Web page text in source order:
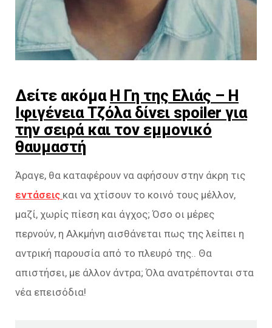
Δείτε ακόμα Η Γη της Ελιάς – Η
Ιφιγένεια Τζόλα δίνει spoiler για
την σειρά και τον εμμονικό
θαυμαστή
Άραγε, θα καταφέρουν να αφήσουν στην άκρη τις
εντάσεις και να χτίσουν το κοινό τους μέλλον,
μαζί, χωρίς πίεση και άγχος; Όσο οι μέρες
περνούν, η Αλκμήνη αισθάνεται πως της λείπει η
αντρική παρουσία από το πλευρό της.. Θα
απιστήσει, με άλλον άντρα; Όλα ανατρέπονται στα
νέα επεισόδια!